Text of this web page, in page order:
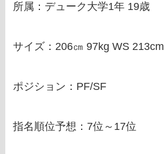
所属：デューク大学1年 19歳
サイズ：206㎝ 97kg WS 213cm
ポジション：PF/SF
指名順位予想：7位～17位